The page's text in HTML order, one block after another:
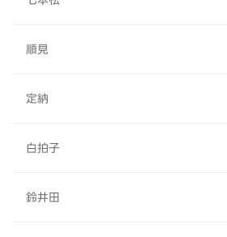
順見
定納
白拍子
鈴井田